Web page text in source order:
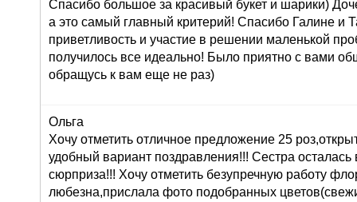
Спасибо большое за красивый букет и шарики)
а это самый главный критерий! Спасибо Галине и
приветливость и участие в решении маленькой
получилось все идеально! Было приятно с вами
обращусь к вам еще не раз)
Ольга
Хочу отметить отличное предложение 25
удобный вариант поздравления!!! Сестра осталась
сюрприза!!! Хочу отметить безупречную работу
любезна,прислала фото подобранных